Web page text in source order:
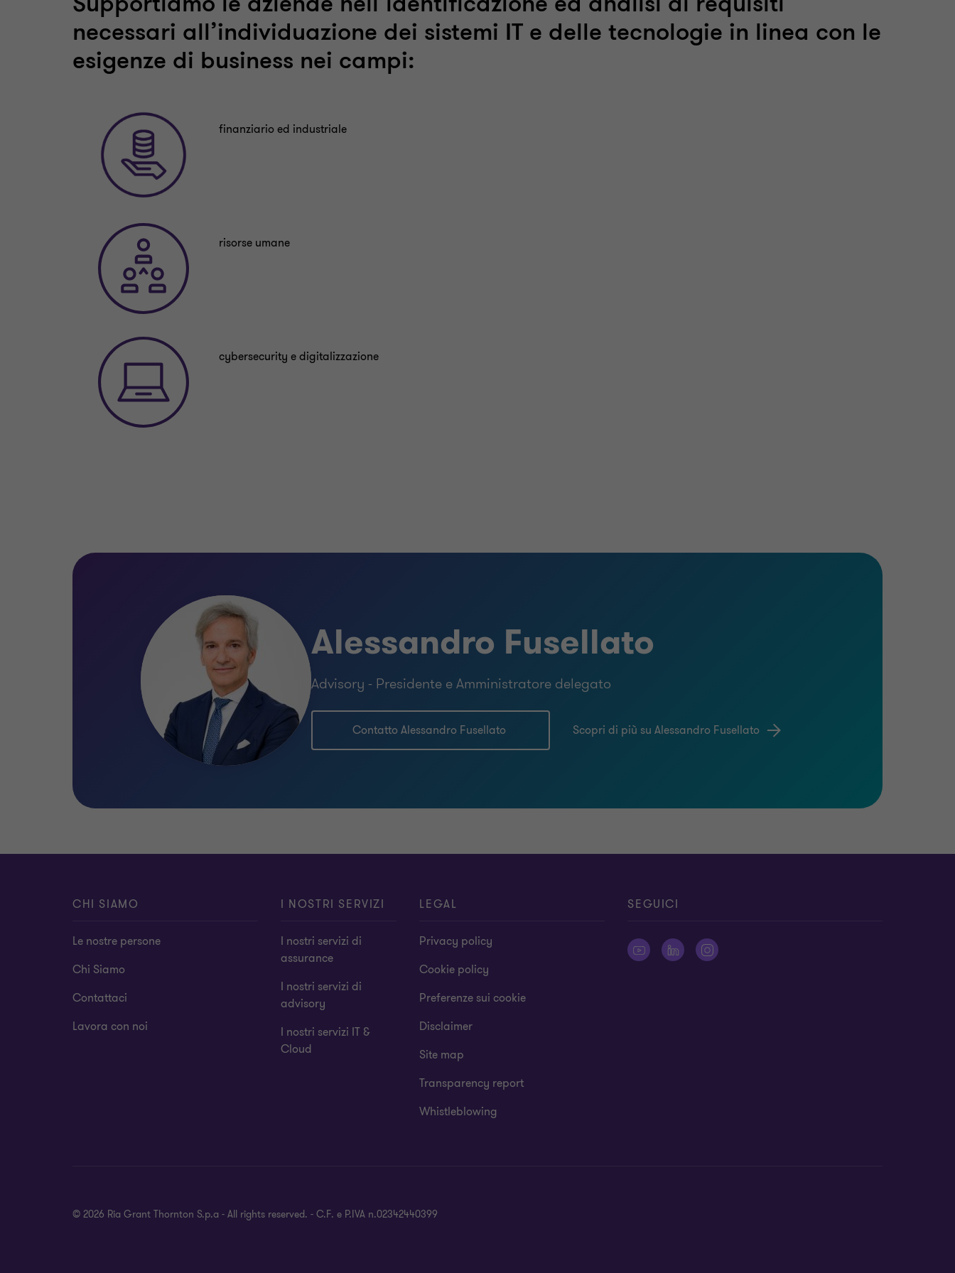
necessari all’individuazione dei sistemi IT e delle tecnologie in linea con le
esigenze di business nei campi:
finanziario ed industriale
risorse umane
cybersecurity e digitalizzazione
Alessandro Fusellato
Advisory - Presidente e Amministratore delegato
Contatto Alessandro Fusellato Scopri di più su Alessandro Fusellato
CHI SIAMO
Le nostre persone
Chi Siamo
Contattaci
Lavora con noi
I NOSTRI SERVIZI
I nostri servizi di
assurance
I nostri servizi di
advisory
I nostri servizi IT &
Cloud
LEGAL
Privacy policy
Cookie policy
Preferenze sui cookie
Disclaimer
Site map
Transparency report
Whistleblowing
SEGUICI
© 2026 Ria Grant Thornton S.p.a - All rights reserved. - C.F. e P.IVA n.02342440399